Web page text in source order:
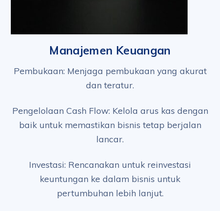
Manajemen Keuangan
Pembukaan: Menjaga pembukaan yang akurat
dan teratur.
Pengelolaan Cash Flow: Kelola arus kas dengan
baik untuk memastikan bisnis tetap berjalan
lancar.
Investasi: Rencanakan untuk reinvestasi
keuntungan ke dalam bisnis untuk
pertumbuhan lebih lanjut.